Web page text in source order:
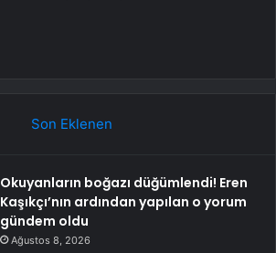
Son Eklenen
Okuyanların boğazı düğümlendi! Eren
Kaşıkçı’nın ardından yapılan o yorum
gündem oldu
Ağustos 8, 2026